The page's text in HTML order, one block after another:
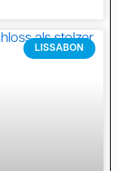
LISSABON